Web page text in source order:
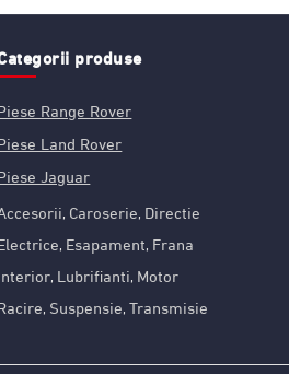
produse
Range Rover
Land Rover
Jaguar
, Caroserie, Directie
, Esapament, Frana
, Lubrifianti, Motor
, Suspensie,Transmisie